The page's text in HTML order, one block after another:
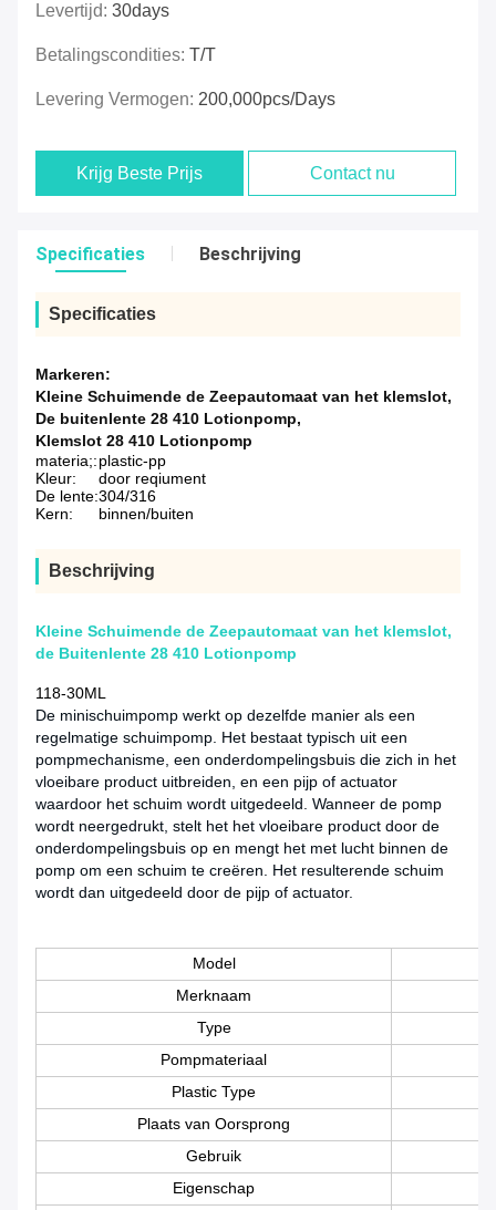
Levertijd: 30days
Betalingscondities: T/T
Levering Vermogen: 200,000pcs/days
Krijg Beste Prijs Contact nu
Specificaties Beschrijving
Specificaties
Markeren:
Kleine Schuimende de Zeepautomaat van het klemslot,
De buitenlente 28 410 Lotionpomp,
Klemslot 28 410 Lotionpomp
materia;:plastic-pp
Kleur:
door reqiument
De lente:304/316
Kern:
binnen/buiten
Beschrijving
Kleine Schuimende de Zeepautomaat van het klemslot,
de Buitenlente 28 410 Lotionpomp
118-30ML
De minischuimpomp werkt op dezelfde manier als een
regelmatige schuimpomp. Het bestaat typisch uit een
pompmechanisme, een onderdompelingsbuis die zich in het
vloeibare product uitbreiden, en een pijp of actuator
waardoor het schuim wordt uitgedeeld. Wanneer de pomp
wordt neergedrukt, stelt het het vloeibare product door de
onderdompelingsbuis op en mengt het met lucht binnen de
pomp om een schuim te creëren. Het resulterende schuim
wordt dan uitgedeeld door de pijp of actuator.
Model
Merknaam
Type
Pompmateriaal
Plastic Type
Plaats van Oorsprong
Gebruik
Eigenschap